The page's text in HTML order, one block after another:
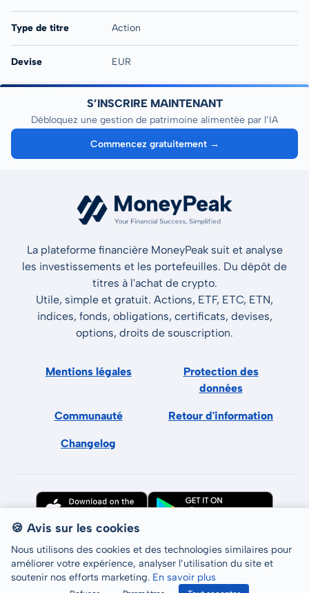
Type de titre Action
Devise EUR
S’INSCRIRE MAINTENANT
Débloquez une gestion de patrimoine alimentée par l’IA
Commencez gratuitement →
La plateforme financière MoneyPeak suit et analyse
les investissements et les portefeuilles. Du dépôt de
titres à l'achat de crypto.
Utile, simple et gratuit. Actions, ETF, ETC, ETN,
indices, fonds, obligations, certificats, devises,
options, droits de souscription.
Mentions légales
Protection des
données
Communauté Retour d'information
Changelog
Tous droits réservés © LCP GmbH 2026
🍪 Avis sur les cookies
Nous utilisons des cookies et des technologies similaires pour
améliorer votre expérience, analyser l’utilisation du site et
soutenir nos efforts marketing. En savoir plus